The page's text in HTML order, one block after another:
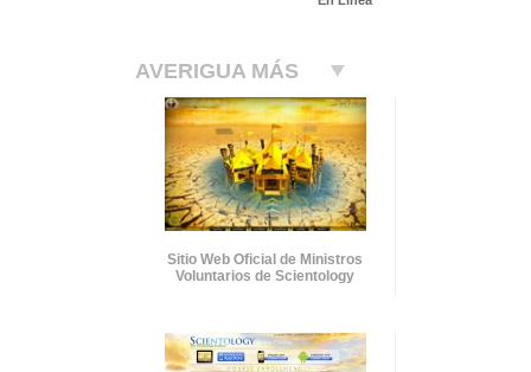
AVERIGUA MÁS
Sitio Web Oficial de Ministros
Voluntarios de Scientology